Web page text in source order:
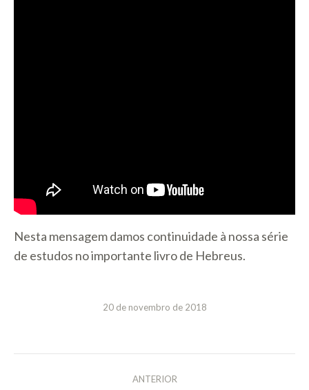
Nesta mensagem damos continuidade à nossa série
de estudos no importante livro de Hebreus.
20 de novembro de 2018
NAVEGAÇÃO
ANTERIOR